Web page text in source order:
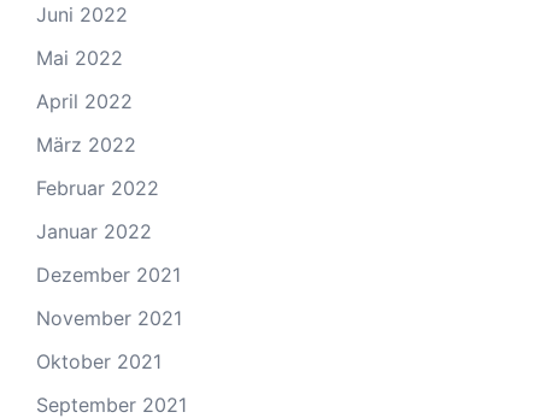
Juni 2022
Mai 2022
April 2022
März 2022
Februar 2022
Januar 2022
Dezember 2021
November 2021
Oktober 2021
September 2021